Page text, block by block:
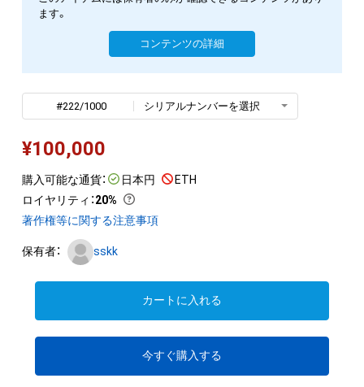
ます。
コンテンツの詳細
#222/1000 シリアルナンバーを選択
¥100,000
購入可能な通貨： 日本円
ETH
ロイヤリティ ：20%
著作権等に関する注意事項
保有者： sskk
カートに入れる
今すぐ購入する